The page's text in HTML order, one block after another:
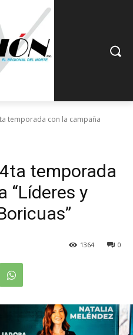
temporada con la campaña
temporada
“Líderes y
0
1364